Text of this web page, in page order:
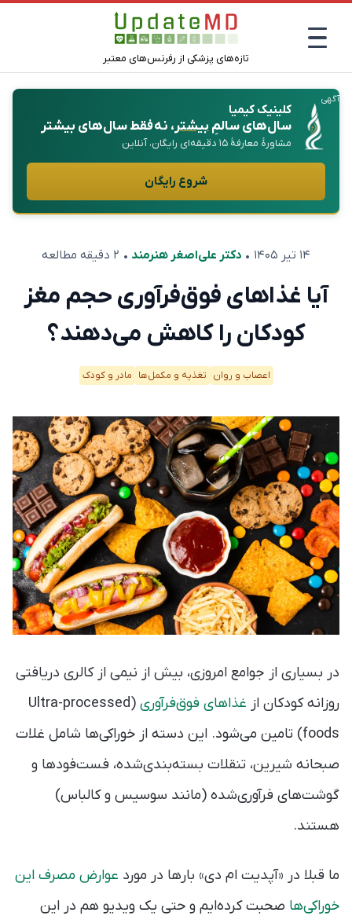
تازه‌های پزشکی از رفرنس‌های معتبر
آگهی
کلینیک کیمیا
سال‌های سالمِبیشتر، نه فقط سال‌های بیشتر
مشاورهٔ معارفهٔ ۱۵ دقیقه‌ای رایگان، آنلاین
شروع رایگان
۱۴ تیر ۱۴۰۵ • دکتر علی‌اصغر هنرمند • ۲ دقیقه مطالعه
آیا غذاهای فوق‌فرآوری‌ حجم مغز
کودکان را کاهش می‌دهند؟
اعصاب و روان تغذیه و مکمل‌ها مادر و کودک
در بسیاری از جوامع امروزی، بیش از نیمی از کالری دریافتی
روزانه کودکان از غذاهای فوق‌فرآوری‌ (Ultra-processed
foods) تامین می‌شود. این دسته از خوراکی‌ها شامل غلات
صبحانه شیرین، تنقلات بسته‌بندی‌شده، فست‌فودها و
گوشت‌های فرآوری‌شده (مانند سوسیس و کالباس)
هستند.
ما قبلا در «آپدیت ام دی» بارها در مورد عوارض مصرف این
خوراکی‌ها صحبت کرده‌ایم و حتی یک ویدیو هم در این